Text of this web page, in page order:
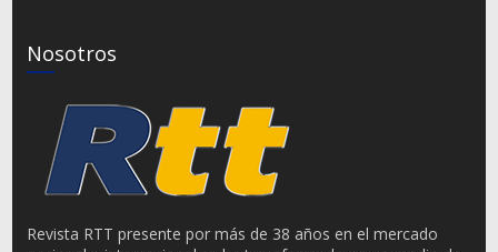
Nosotros
Revista RTT presente por más de 38 años en el mercado